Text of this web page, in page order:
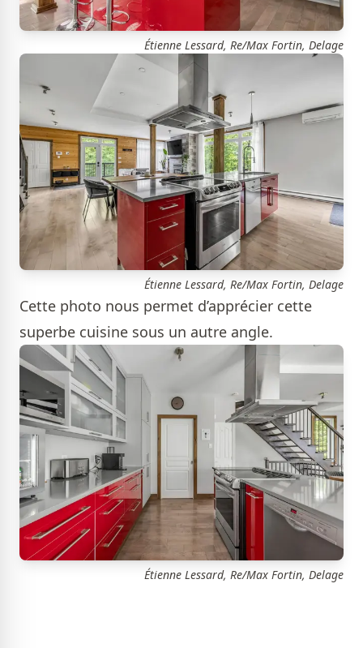
Étienne Lessard, Re/Max Fortin, Delage
Étienne Lessard, Re/Max Fortin, Delage
Cette photo nous permet d’apprécier cette
superbe cuisine sous un autre angle.
Étienne Lessard, Re/Max Fortin, Delage